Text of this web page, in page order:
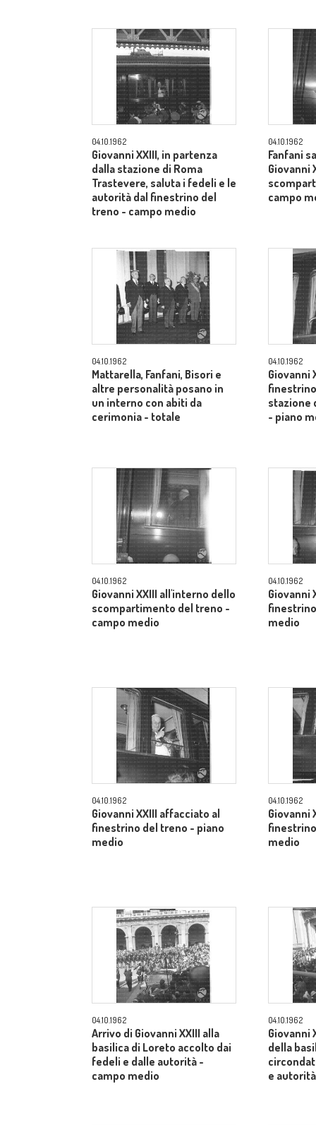
04.10.1962
Giovanni XXIII, in partenza
dalla stazione di Roma
Trastevere, saluta i fedeli e le
autorità dal finestrino del
treno - campo medio
04.10.1962
Fanfani
Giovanni
campo
04.10.1962
Mattarella, Fanfani, Bisori e
altre personalità posano in
un interno con abiti da
cerimonia - totale
04.10.1962
Giovanni
stazione
- piano
04.10.1962
Giovanni XXIII all'interno dello
scompartimento del treno -
campo medio
04.10.1962
Giovanni
medio
04.10.1962
Giovanni XXIII affacciato al
finestrino del treno - piano
medio
04.10.1962
Giovanni
medio
04.10.1962
Arrivo di Giovanni XXIII alla
basilica di Loreto accolto dai
fedeli e dalle autorità -
campo medio
04.10.1962
Giovanni
della
e